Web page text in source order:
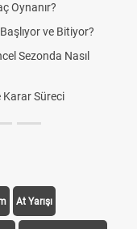
Oynanır?
ve Bitiyor?
Sezonda Nasıl
Karar Süreci
At Yarışı